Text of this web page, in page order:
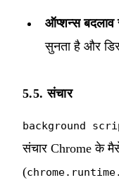
ऑप्शन्स बदलाव
सुनता है और
5.5. संचार
background
संचार Chrome के
(